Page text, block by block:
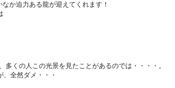
か迫力ある龍が迎えてくれます！
多くの人この光景を見たことがあるのでは・・・・。
、全然ダメ・・・